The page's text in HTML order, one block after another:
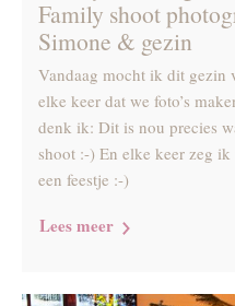
Family shoot
Simone & gezin
Vandaag mocht ik dit gezin
elke keer dat we foto’s
denk ik: Dit is nou precies
shoot :-) En elke keer zeg
een feestje :-)
Lees meer